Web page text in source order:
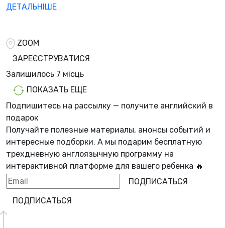
ДЕТАЛЬНІШЕ
ZOOM
ЗАРЕЄСТРУВАТИСЯ
Залишилось 7 місць
ПОКАЗАТЬ ЕЩЕ
Подпишитесь на рассылку — получите английский в
подарок
Получайте полезные материалы, анонсы событий и
интересные подборки. А мы подарим бесплатную
трехдневную англоязычную программу на
интерактивной платформе для вашего ребенка 🔥
ПОДПИСАТЬСЯ
ПОДПИСАТЬСЯ